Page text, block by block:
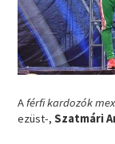
Aférfi kardozók
ezüst-,Szatmári